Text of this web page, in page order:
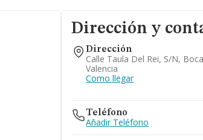
Dirección y
Dirección
Calle Taula Del Rei, S/n,
Valencia
Como llegar
Teléfono
Añadir Teléfono